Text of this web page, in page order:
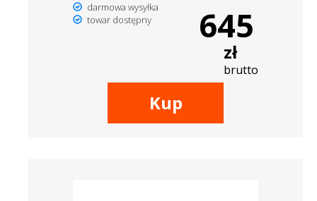
darmowa wysyłka
towar dostępny
645
zł
brutto
Kup